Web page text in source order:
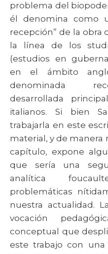
problema del
él denomina como
recepción” de la obra
la línea de los
(estudios en
en el ámbito
denominada
desarrollada
italianos. Si bien
trabajarla en este
material, y de manera
capítulo, expone
que sería una
analítica
problemáticas
nuestra actualidad.
vocación
conceptual que
este trabajo con una